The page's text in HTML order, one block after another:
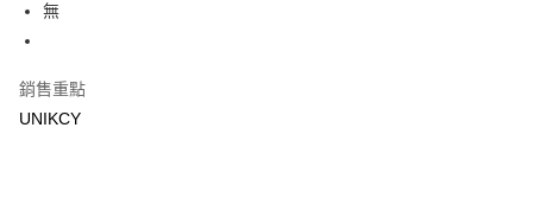
Apple Pay
無
銷售重點
UNIKCY